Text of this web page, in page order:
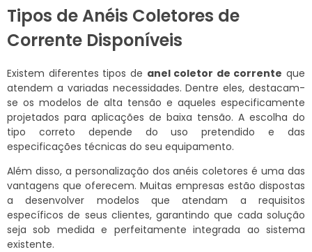
Tipos de Anéis Coletores de
Corrente Disponíveis
Existem diferentes tipos de anel coletor de corrente que
atendem a variadas necessidades. Dentre eles, destacam-
se os modelos de alta tensão e aqueles especificamente
projetados para aplicações de baixa tensão. A escolha do
tipo correto depende do uso pretendido e das
especificações técnicas do seu equipamento.
Além disso, a personalização dos anéis coletores é uma das
vantagens que oferecem. Muitas empresas estão dispostas
a desenvolver modelos que atendam a requisitos
específicos de seus clientes, garantindo que cada solução
seja sob medida e perfeitamente integrada ao sistema
existente.